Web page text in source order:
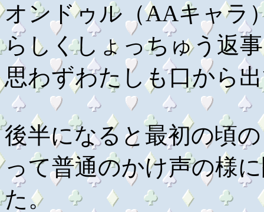
オンドゥル（AAキャラ
らしくしょっちゅう返
思わずわたしも口から
後半になると最初の頃
って普通のかけ声の様
た。